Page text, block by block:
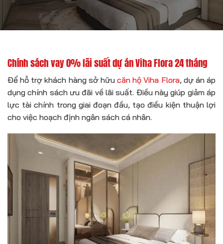
Chính sách vay 0% lãi suất dự án Viha Flora 24 tháng
Để hỗ trợ khách hàng sở hữucăn hộ Viha Flora, dự án áp
dụng chính sách ưu đãi về lãi suất. Điều này giúp giảm áp
lực tài chính trong giai đoạn đầu, tạo điều kiện thuận lợi
cho việc hoạch định ngân sách cá nhân.